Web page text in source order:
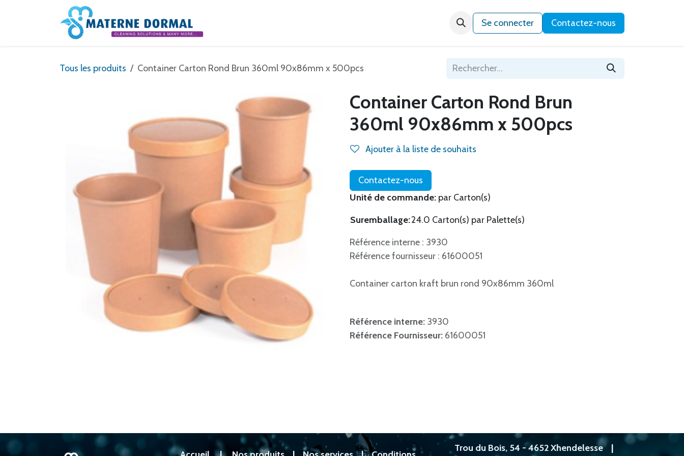
Se rendre au contenu
Qui sommes-nous ?
Se connecter Contactez-nous
Tous les produits Container Carton Rond Brun 360ml 90x86mm x 500pcs
Container Carton Rond Brun
360ml 90x86mm x 500pcs
Ajouter à la liste de souhaits
Contactez-nous
Unité de commande: par Carton(s)
Suremballage:24.0 Carton(s) par Palette(s)
Référence interne : 3930
Référence fournisseur : 61600051
Container carton kraft brun rond 90x86mm 360ml
Référence interne: 3930
Référence Fournisseur: 61600051
Trou du Bois, 54 - 4652 Xhendelesse|